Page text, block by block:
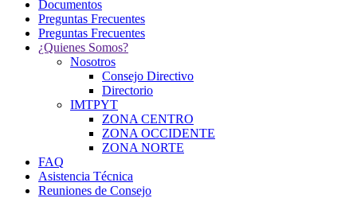
Documentos
Preguntas Frecuentes
Preguntas Frecuentes
¿Quienes Somos?
Nosotros
Consejo Directivo
Directorio
IMTPYT
ZONA CENTRO
ZONA OCCIDENTE
ZONA NORTE
FAQ
Asistencia Técnica
Reuniones de Consejo